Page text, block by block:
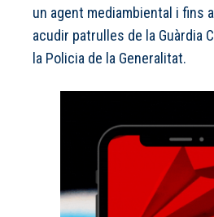
un agent mediambiental i fins
acudir patrulles de la Guàrdia
la Policia de la Generalitat.